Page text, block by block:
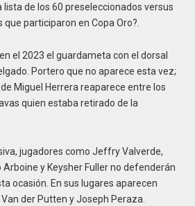
lista de los 60 preseleccionados versus
que participaron en Copa Oro?.
el 2023 el guardameta con el dorsal
Portero que no aparece esta vez;
Miguel Herrera reaparece entre los
quien estaba retirado de la
jugadores como Jeffry Valverde,
y Keysher Fuller no defenderán
ocasión. En sus lugares aparecen
der Putten y Joseph Peraza.